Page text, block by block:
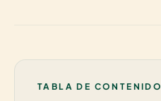
TABLA DE CONTENIDO